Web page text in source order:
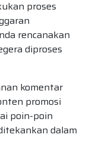
proses
rencanakan
diproses
komentar
promosi
poin-poin
dalam